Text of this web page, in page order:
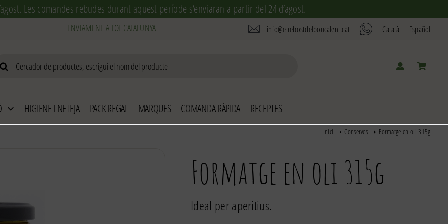
Les comandes rebudes durant aquest període s’enviaran a partir del 24 d’agost.
info@elrebostdelpoucalent.cat Català Español
HIGIENE I NETEJA PACK REGAL MARQUES COMANDA RÀPIDA RECEPTES
Inici Conserves Formatge en oli 315g
Formatge en oli 315g
Ideal per aperitius.